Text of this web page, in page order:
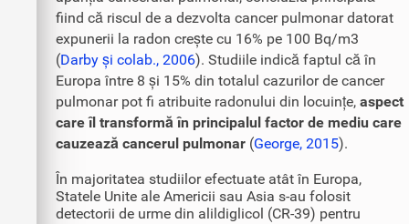
fiind că riscul de a dezvolta cancer pulmonar datorat
expunerii la radon crește cu 16% pe 100 Bq/m3
(Darby și colab., 2006). Studiile indică faptul că în
Europa între 8 și 15% din totalul cazurilor de cancer
pulmonar pot fi atribuite radonului din locuințe, aspect
care îl transformă în principalul factor de mediu care
cauzează cancerul pulmonar (George, 2015).
În majoritatea studiilor efectuate atât în Europa,
Statele Unite ale Americii sau Asia s-au folosit
detectorii de urme din alildiglicol (CR-39) pentru